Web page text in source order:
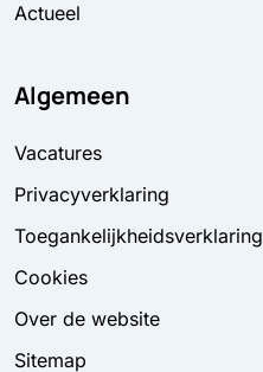
Actueel
Algemeen
Vacatures
Privacyverklaring
Toegankelijkheidsverklaring
Cookies
Over de website
Sitemap